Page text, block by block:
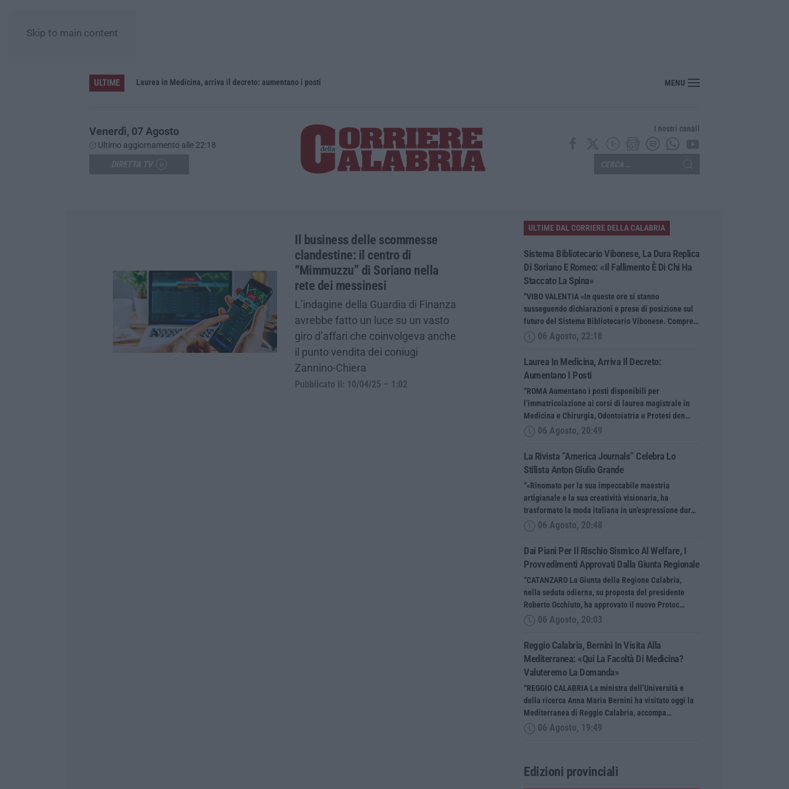
Skip to main content
ULTIME
Sistema bibliotecario vibonese, la dura replica di Soriano e Romeo: «Il fallimento è di chi ha staccato la spina» Laurea in Medicina, arriva il decreto: aumentano i posti La rivista “America Journals” celebra lo stilista Anton Giulio Grande
MENU
Venerdì, 07 Agosto
Ultimo aggiornamento alle 22:18
I nostri canali
Il business delle scommesse
clandestine: il centro di
“Mimmuzzu” di Soriano nella
rete dei messinesi
L’indagine della Guardia di Finanza
avrebbe fatto un luce su un vasto
giro d’affari che coinvolgeva anche
il punto vendita dei coniugi
Zannino-Chiera
Pubblicato il: 10/04/25 – 1:02
ULTIME DAL CORRIERE DELLA CALABRIA
Sistema Bibliotecario Vibonese, La Dura Replica
Di Soriano E Romeo: «Il Fallimento È Di Chi Ha
Staccato La Spina»
“VIBO VALENTIA «In queste ore si stanno
susseguendo dichiarazioni e prese di posizione sul
futuro del Sistema Bibliotecario Vibonese. Compre…
06 Agosto, 22:18
Laurea In Medicina, Arriva Il Decreto:
Aumentano I Posti
“ROMA Aumentano i posti disponibili per
l’immatricolazione ai corsi di laurea magistrale in
Medicina e Chirurgia, Odontoiatria e Protesi den…
06 Agosto, 20:49
La Rivista “America Journals” Celebra Lo
Stilista Anton Giulio Grande
“«Rinomato per la sua impeccabile maestria
artigianale e la sua creatività visionaria, ha
trasformato la moda italiana in un’espressione dur…
06 Agosto, 20:48
Dai Piani Per Il Rischio Sismico Al Welfare, I
Provvedimenti Approvati Dalla Giunta Regionale
“CATANZARO La Giunta della Regione Calabria,
nella seduta odierna, su proposta del presidente
Roberto Occhiuto, ha approvato il nuovo Protoc…
06 Agosto, 20:03
Reggio Calabria, Bernini In Visita Alla
Mediterranea: «Qui La Facoltà Di Medicina?
Valuteremo La Domanda»
“REGGIO CALABRIA La ministra dell’Università e
della ricerca Anna Maria Bernini ha visitato oggi la
Mediterranea di Reggio Calabria, accompa…
06 Agosto, 19:49
Edizioni provinciali